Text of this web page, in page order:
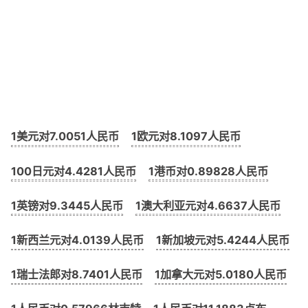
1美元对7.0051人民币 1欧元对8.1097人民币
100日元对4.4281人民币 1港币对0.89828人民币
1英镑对9.3445人民币 1澳大利亚元对4.6637人民币
1新西兰元对4.0139人民币 1新加坡元对5.4244人民币
1瑞士法郎对8.7401人民币 1加拿大元对5.0180人民币